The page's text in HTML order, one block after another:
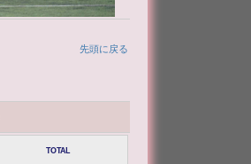
先頭に戻る
TOTAL